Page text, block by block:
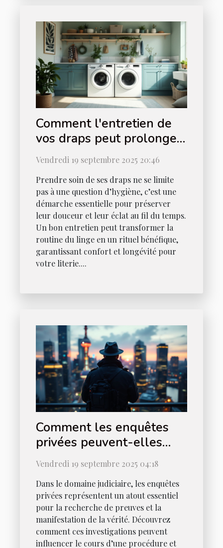
Comment l'entretien de
vos draps peut prolonger
leur durée de vie ?
Vendredi 19 septembre 2025 20:46
Prendre soin de ses draps ne se limite
pas à une question d’hygiène, c’est une
démarche essentielle pour préserver
leur douceur et leur éclat au fil du temps.
Un bon entretien peut transformer la
routine du linge en un rituel bénéfique,
garantissant confort et longévité pour
votre literie....
Comment les enquêtes
privées peuvent-elles
être utilisées en justice ?
Vendredi 19 septembre 2025 04:18
Dans le domaine judiciaire, les enquêtes
privées représentent un atout essentiel
pour la recherche de preuves et la
manifestation de la vérité. Découvrez
comment ces investigations peuvent
influencer le cours d’une procédure et